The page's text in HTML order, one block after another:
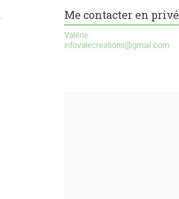
Me contacter en privé
Valérie
infovalecreations@gmail.com